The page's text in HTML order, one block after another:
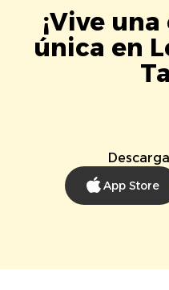
¡Vive
única en
App Store